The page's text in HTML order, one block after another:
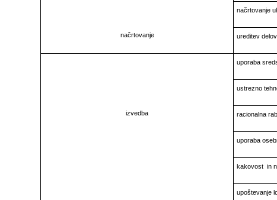
načrtovanje
načrtovanje
ureditev
izvedba
uporaba
ustrezno
racionalna
uporaba
kakovost in
upoštevanje